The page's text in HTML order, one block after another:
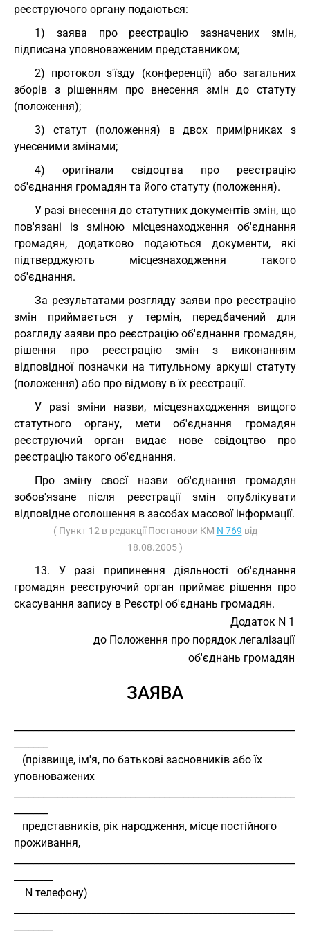
реєструючого органу подаються:
1) заява про реєстрацію зазначених змін,
підписана уповноваженим представником;
2) протокол з'їзду (конференції) або загальних
зборів з рішенням про внесення змін до статуту
(положення);
3) статут (положення) в двох примірниках з
унесеними змінами;
4) оригінали свідоцтва про реєстрацію
об'єднання громадян та його статуту (положення).
У разі внесення до статутних документів змін, що
пов'язані із зміною місцезнаходження об'єднання
громадян, додатково подаються документи, які
підтверджують місцезнаходження такого
об'єднання.
За результатами розгляду заяви про реєстрацію
змін приймається у термін, передбачений для
розгляду заяви про реєстрацію об'єднання громадян,
рішення про реєстрацію змін з виконанням
відповідної позначки на титульному аркуші статуту
(положення) або про відмову в їх реєстрації.
У разі зміни назви, місцезнаходження вищого
статутного органу, мети об'єднання громадян
реєструючий орган видає нове свідоцтво про
реєстрацію такого об'єднання.
Про зміну своєї назви об'єднання громадян
зобов'язане після реєстрації змін опублікувати
відповідне оголошення в засобах масової інформації.
( Пункт 12 в редакції Постанови КМ N 769 від
18.08.2005 )
13. У разі припинення діяльності об'єднання
громадян реєструючий орган приймає рішення про
скасування запису в Реєстрі об'єднань громадян.
Додаток N 1
до Положення про порядок легалізації
об'єднань громадян
ЗАЯВА
уповноважених
проживання,
    N телефону)